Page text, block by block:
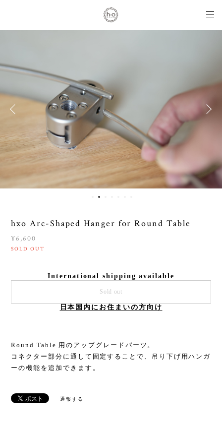
hxo Arc-Shaped Hanger for Round Table
¥6,600
SOLD OUT
International shipping available
Sold out
日本国内にお住まいの方向け
Round Table 用のアップグレードパーツ。
コネクター部分に通して固定することで、吊り下げ用ハンガ
ーの機能を追加できます。
通報する